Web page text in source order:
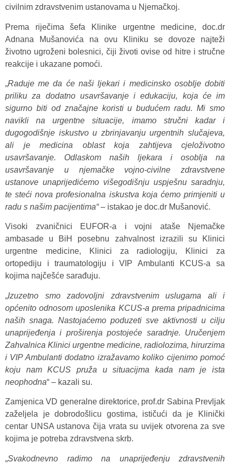
civilnim zdravstvenim ustanovama u Njemačkoj.
Prema riječima šefa Klinike urgentne medicine, doc.dr
Adnana Mušanovića na ovu Kliniku se dovoze najteži
životno ugroženi bolesnici, čiji životi ovise od hitre i stručne
reakcije i ukazane pomoći.
„Raduje me da će naši ljekari i medicinsko osoblje dobiti
priliku za dodatno usavršavanje i edukaciju, koja će im
sigurno biti od značajne koristi u budućem radu. Mi smo
navikli na urgentne situacije, imamo stručni kadar i
dugogodišnje iskustvo u zbrinjavanju urgentnih slučajeva,
ali je medicina oblast koja zahtijeva cjeloživotno
usavršavanje. Odlaskom naših ljekara i osoblja na
usavršavanje u njemačke vojno-civilne zdravstvene
ustanove unaprijedićemo višegodišnju uspješnu saradnju,
te steći nova profesionalna iskustva koja ćemo primjeniti u
radu s našim pacijentima“– istakao je doc.dr Mušanović.
Visoki zvaničnici EUFOR-a i vojni ataše Njemačke
ambasade u BiH posebnu zahvalnost izrazili su Klinici
urgentne medicine, Klinici za radiologiju, Klinici za
ortopediju i traumatologiju i VIP Ambulanti KCUS-a sa
kojima najčešće sarađuju.
„Izuzetno smo zadovoljni zdravstvenim uslugama ali i
općenito odnosom uposlenika KCUS-a prema pripadnicima
naših snaga. Nastojaćemo poduzeti sve aktivnosti u cilju
unaprijeđenja i proširenja postojeće saradnje. Uručenjem
Zahvalnica Klinici urgentne medicine, radiolozima, hirurzima
i VIP Ambulanti dodatno izražavamo koliko cijenimo pomoć
koju nam KCUS pruža u situacijma kada nam je ista
neophodna“ – kazali su.
Zamjenica VD generalne direktorice, prof.dr Sabina Prevljak
zaželjela je dobrodošlicu gostima, ističući da je Klinički
centar UNSA ustanova čija vrata su uvijek otvorena za sve
kojima je potreba zdravstvena skrb.
„Svakodnevno radimo na unaprijeđenju zdravstvenih